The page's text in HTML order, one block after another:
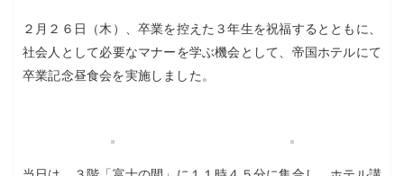
２月２６日（木）、卒業を控えた３年生を祝福するとともに、
社会人として必要なマナーを学ぶ機会として、帝国ホテルにて
卒業記念昼食会を実施しました。